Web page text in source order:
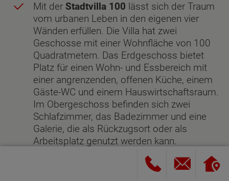
Mit der Stadtvilla 100 lässt sich der Traum
vom urbanen Leben in den eigenen vier
Wänden erfüllen. Die Villa hat zwei
Geschosse mit einer Wohnfläche von 100
Quadratmetern. Das Erdgeschoss bietet
Platz für einen Wohn- und Essbereich mit
einer angrenzenden, offenen Küche, einem
Gäste-WC und einem Hauswirtschaftsraum.
Im Obergeschoss befinden sich zwei
Schlafzimmer, das Badezimmer und eine
Galerie, die als Rückzugsort oder als
Arbeitsplatz genutzt werden kann.
Bodentiefe Fenster sorgen für ideale
Lichtverhältnisse und eine hervorragende